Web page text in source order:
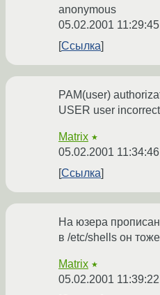
anonymous
05.02.2001
Ссылка
PAM(user)
USER user
Matrix ★
05.02.2001
Ссылка
На юзера
в /etc/shells он
Matrix ★
05.02.2001